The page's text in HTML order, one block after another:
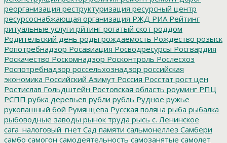
реорганизация реструктуризация ресурсный центр
ресурсоснабжающая организация РЖД РИА Рейтинг
ритуальные услуги рйтинг рогатый скот роддом
Родительский день роды рождаемость Рождество розыск
Ропотребнадзор Росавиация Росводресурсы Росгвардия
Роскачество Роскомнадзор Росконтроль Рослесхоз
Роспотребнадзор россельхознадзор российская
экономика Российский Азимут Россия Росстат рост цен
Ростислав Гольдштейн Ростовская область роуминг РПЦ
РСПП рубка деревьев рубли рубль Рудное ружье
рукопашный бой Румянцева Русская поляна рыба рыбалка
рыбоводные заводы рынок труда рысь с. Ленинское
сага_налоговый_гнет Сад памяти сальмонеллез Самбери
самбо самогон самодеятельность самозанятые самолет